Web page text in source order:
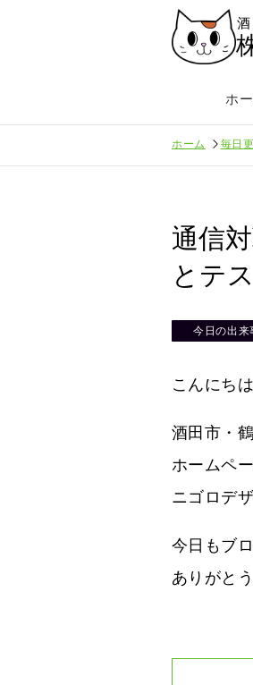
ホ
ホーム 毎日
通信
とテ
今日の出来
こんにちは
酒田市・
ホームペ
ニゴロデ
今日もブ
ありがと